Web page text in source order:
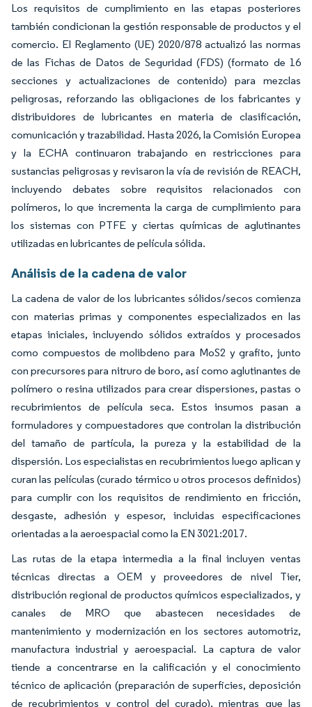
Los requisitos de cumplimiento en las etapas posteriores
también condicionan la gestión responsable de productos y el
comercio. El Reglamento (UE) 2020/878 actualizó las normas
de las Fichas de Datos de Seguridad (FDS) (formato de 16
secciones y actualizaciones de contenido) para mezclas
peligrosas, reforzando las obligaciones de los fabricantes y
distribuidores de lubricantes en materia de clasificación,
comunicación y trazabilidad. Hasta 2026, la Comisión Europea
y la ECHA continuaron trabajando en restricciones para
sustancias peligrosas y revisaron la vía de revisión de REACH,
incluyendo debates sobre requisitos relacionados con
polímeros, lo que incrementa la carga de cumplimiento para
los sistemas con PTFE y ciertas químicas de aglutinantes
utilizadas en lubricantes de película sólida.
Análisis de la cadena de valor
La cadena de valor de los lubricantes sólidos/secos comienza
con materias primas y componentes especializados en las
etapas iniciales, incluyendo sólidos extraídos y procesados
como compuestos de molibdeno para MoS2 y grafito, junto
con precursores para nitruro de boro, así como aglutinantes de
polímero o resina utilizados para crear dispersiones, pastas o
recubrimientos de película seca. Estos insumos pasan a
formuladores y compuestadores que controlan la distribución
del tamaño de partícula, la pureza y la estabilidad de la
dispersión. Los especialistas en recubrimientos luego aplican y
curan las películas (curado térmico u otros procesos definidos)
para cumplir con los requisitos de rendimiento en fricción,
desgaste, adhesión y espesor, incluidas especificaciones
orientadas a la aeroespacial como la EN 3021:2017.
Las rutas de la etapa intermedia a la final incluyen ventas
técnicas directas a OEM y proveedores de nivel Tier,
distribución regional de productos químicos especializados, y
canales de MRO que abastecen necesidades de
mantenimiento y modernización en los sectores automotriz,
manufactura industrial y aeroespacial. La captura de valor
tiende a concentrarse en la calificación y el conocimiento
técnico de aplicación (preparación de superficies, deposición
de recubrimientos y control del curado), mientras que las